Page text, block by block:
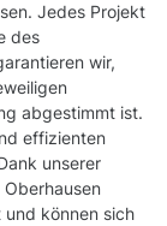
Jedes Projekt
des
wir,
abgestimmt ist.
effizienten
unserer
können sich